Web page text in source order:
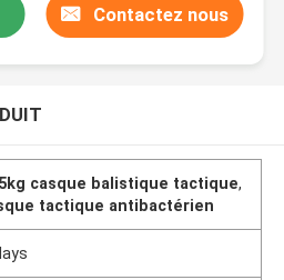
Contactez nous
casque balistique tactique,
tactique antibactérien